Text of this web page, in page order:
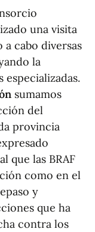
una visita
a cabo diversas
la
especializadas.
sumamos
del
provincia
que las BRAF
como en el
y
que ha
contra los